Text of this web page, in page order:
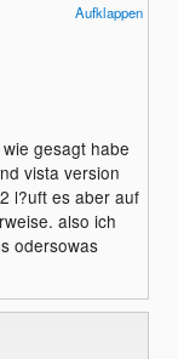
will.
vielleicht noch
lassen will, weil
mehr
Aufklappen
gesagt habe
vista version
l?uft es aber auf
also ich
odersowas